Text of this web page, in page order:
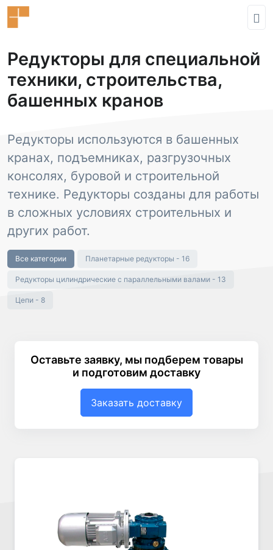
Редукторы для специальной
техники, строительства,
башенных кранов
Редукторы используются в башенных
кранах, подъемниках, разгрузочных
консолях, буровой и строительной
технике. Редукторы созданы для работы
в сложных условиях строительных и
других работ.
Все категории Планетарные редукторы - 16
Редукторы цилиндрические с параллельными валами - 13
Цепи - 8
Оставьте заявку, мы подберем товары
и подготовим доставку
Заказать доставку